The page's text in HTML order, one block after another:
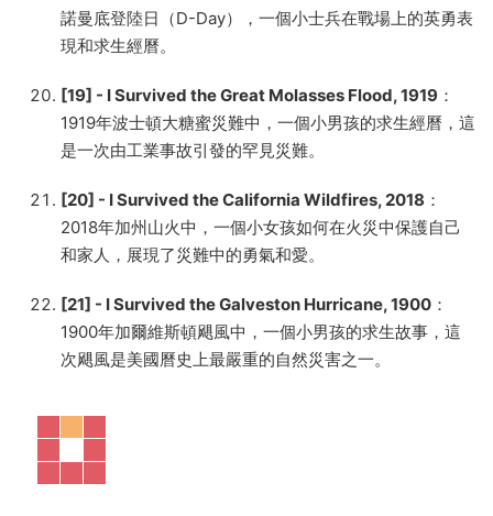
諾曼底登陸日（D-Day），一個小士兵在戰場上的英勇表
現和求生經曆。
[19] - I Survived the Great Molasses Flood, 1919 ：
1919年波士頓大糖蜜災難中，一個小男孩的求生經曆，這
是一次由工業事故引發的罕見災難。
[20] - I Survived the California Wildfires, 2018 ：
2018年加州山火中，一個小女孩如何在火災中保護自己
和家人，展現了災難中的勇氣和愛。
[21] - I Survived the Galveston Hurricane, 1900 ：
1900年加爾維斯頓飓風中，一個小男孩的求生故事，這
次飓風是美國曆史上最嚴重的自然災害之一。